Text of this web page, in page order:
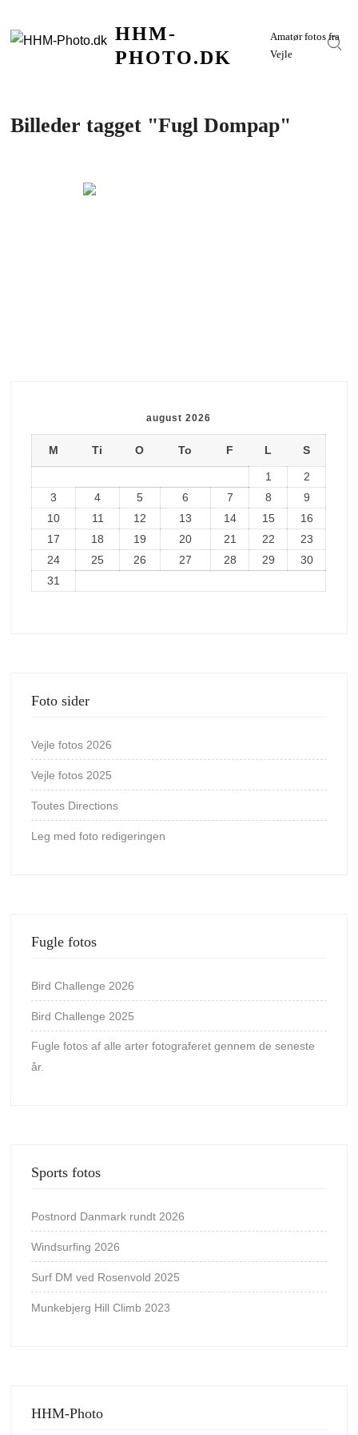
HHM-
PHOTO.DK
Amatør fotos fra
Vejle
Billeder tagget "Fugl Dompap"
august 2026
M Ti O To F L S
1
2
3
4 5 6 7 8
9
10
11 12 13 14 15
16
17
18 19 20 21 22
23
24
25 26 27 28 29
30
31
Foto sider
Vejle fotos 2026
Vejle fotos 2025
Toutes Directions
Leg med foto redigeringen
Fugle fotos
Bird Challenge 2026
Bird Challenge 2025
Fugle fotos af alle arter fotograferet gennem de seneste
år.
Sports fotos
Postnord Danmark rundt 2026
Windsurfing 2026
Surf DM ved Rosenvold 2025
Munkebjerg Hill Climb 2023
HHM-Photo